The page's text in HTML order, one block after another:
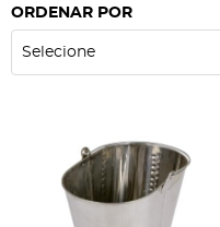
ORDENAR POR
Selecione